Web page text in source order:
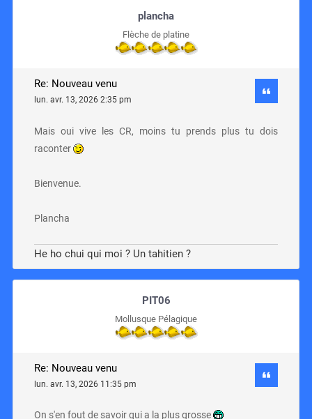
plancha
Flèche de platine
Re: Nouveau venu
lun. avr. 13, 2026 2:35 pm
Mais oui vive les CR, moins tu prends plus tu dois
raconter
Bienvenue.
Plancha
He ho chui qui moi ? Un tahitien ?
PIT06
Mollusque Pélagique
Re: Nouveau venu
lun. avr. 13, 2026 11:35 pm
On s'en fout de savoir qui a la plus grosse